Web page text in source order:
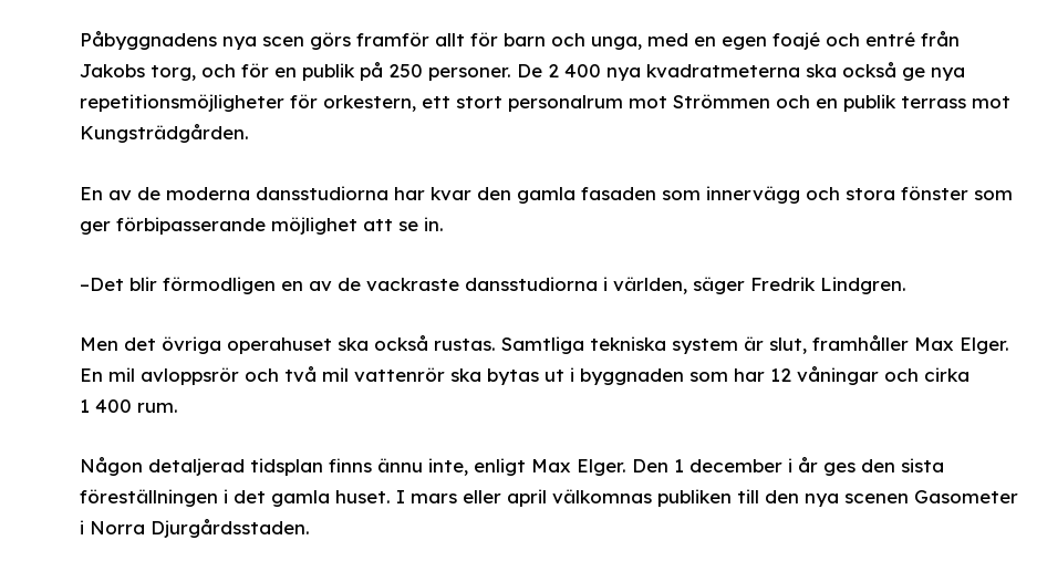
Påbyggnadens nya scen görs framför allt för barn och unga, med en egen foajé och entré från
Jakobs torg, och för en publik på 250 personer. De 2 400 nya kvadratmeterna ska också ge nya
repetitionsmöjligheter för orkestern, ett stort personalrum mot Strömmen och en publik terrass mot
Kungsträdgården.
En av de moderna dansstudiorna har kvar den gamla fasaden som innervägg och stora fönster som
ger förbipasserande möjlighet att se in.
–Det blir förmodligen en av de vackraste dansstudiorna i världen, säger Fredrik Lindgren.
Men det övriga operahuset ska också rustas. Samtliga tekniska system är slut, framhåller Max Elger.
En mil avloppsrör och två mil vattenrör ska bytas ut i byggnaden som har 12 våningar och cirka
1 400 rum.
Någon detaljerad tidsplan finns ännu inte, enligt Max Elger. Den 1 december i år ges den sista
föreställningen i det gamla huset. I mars eller april välkomnas publiken till den nya scenen Gasometer
i Norra Djurgårdsstaden.